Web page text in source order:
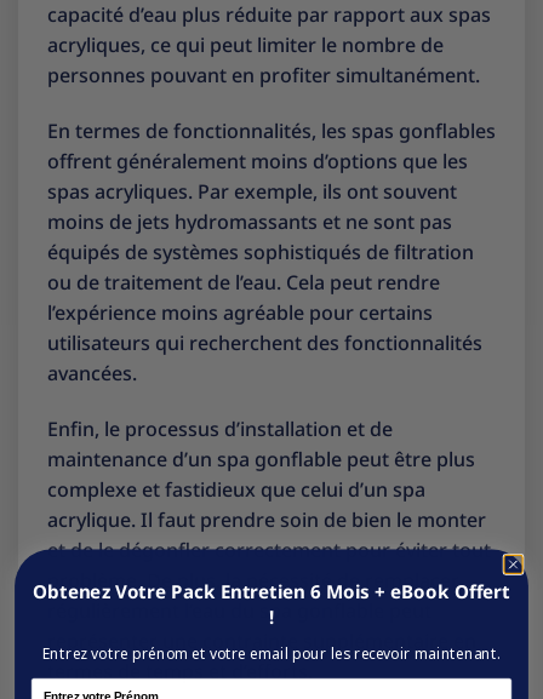
capacité d’eau plus réduite par rapport aux spas
acryliques, ce qui peut limiter le nombre de
personnes pouvant en profiter simultanément.
En termes de fonctionnalités, les spas gonflables
offrent généralement moins d’options que les
spas acryliques. Par exemple, ils ont souvent
moins de jets hydromassants et ne sont pas
équipés de systèmes sophistiqués de filtration
ou de traitement de l’eau. Cela peut rendre
l’expérience moins agréable pour certains
utilisateurs qui recherchent des fonctionnalités
avancées.
Enfin, le processus d’installation et de
maintenance d’un spa gonflable peut être plus
complexe et fastidieux que celui d’un spa
acrylique. Il faut prendre soin de bien le monter
et de le dégonfler correctement pour éviter tout
problème. De plus, la nécessité de remplacer
régulièrement l’eau du spa gonflable peut
représenter une contrainte supplémentaire en
termes de temps et d’efforts.
Obtenez Votre Pack Entretien 6 Mois + eBook Offert
!
Entrez votre prénom et votre email pour les recevoir maintenant.
Name